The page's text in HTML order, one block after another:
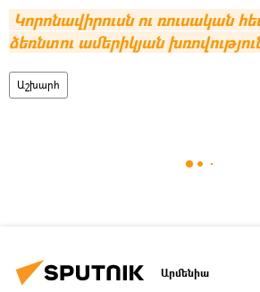
Կորոնավիրուսն ու ռուսական
ձեռնտու ամերիկյան
Աշխարհ
Արմենիա